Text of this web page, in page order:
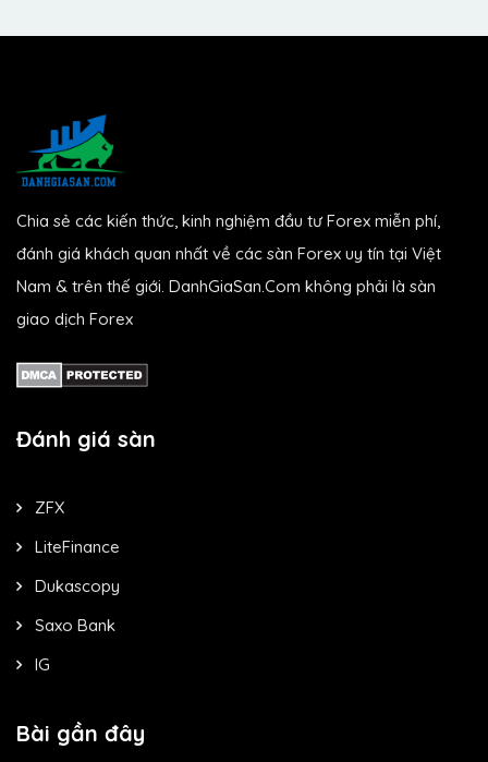
Chia sẻ các kiến thức, kinh nghiệm đầu tư Forex miễn phí,
đánh giá khách quan nhất về các sàn Forex uy tín tại Việt
Nam & trên thế giới. DanhGiaSan.Com không phải là sàn
giao dịch Forex
Đánh giá sàn
ZFX
LiteFinance
Dukascopy
Saxo Bank
IG
Bài gần đây